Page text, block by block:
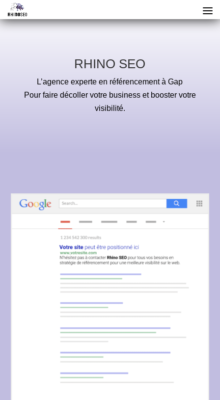
RHINO SEO
L’agence experte en référencement à Gap
Pour faire décoller votre business et booster votre
visibilité.